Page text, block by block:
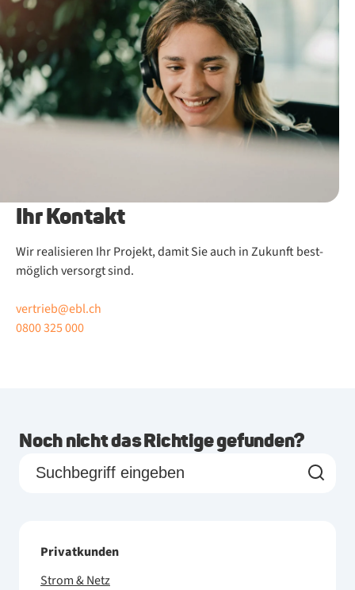
Ihr Kontakt
Wir rea­li­sie­ren Ihr Pro­jekt, da­mit Sie auch in Zu­kunft best­
mög­lich ver­sorgt sind.
vertrieb@ebl.ch
0800 325 000
Noch nicht das Richtige gefunden?
Privatkunden
Strom & Netz